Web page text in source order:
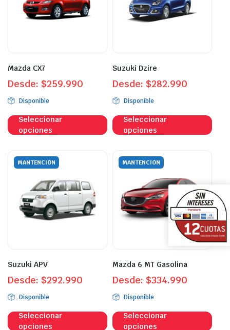
Mazda CX7
Desde: $259.990
Disponible
Seleccionar
opciones
producto
tiene
variantes.
opciones
pueden
página
producto
Suzuki Dzire
Desde: $282.990
Disponible
Seleccionar
opciones
se
en
MANTENCIÓN
Suzuki APV
Desde: $292.990
Disponible
Seleccionar
opciones
producto
MANTENCIÓN
Mazda 6 MT Gasolina
Desde: $334.990
Disponible
Seleccionar
opciones